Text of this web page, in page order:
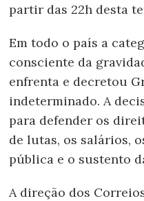
partir das 22h desta
Em todo o país a
consciente da
enfrenta e decretou
indeterminado. A
para defender os
de lutas, os salários,
pública e o sustento
A direção dos